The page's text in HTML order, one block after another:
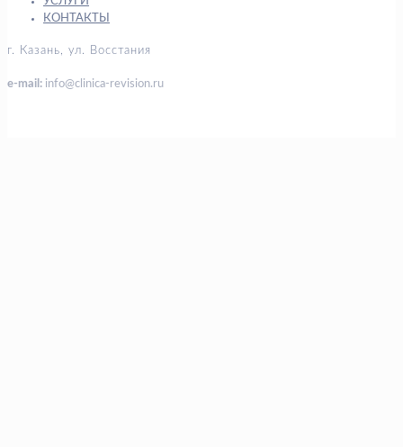
КОНТАКТЫ
г. Казань, ул. Восстания
e-mail: info@clinica-revision.ru